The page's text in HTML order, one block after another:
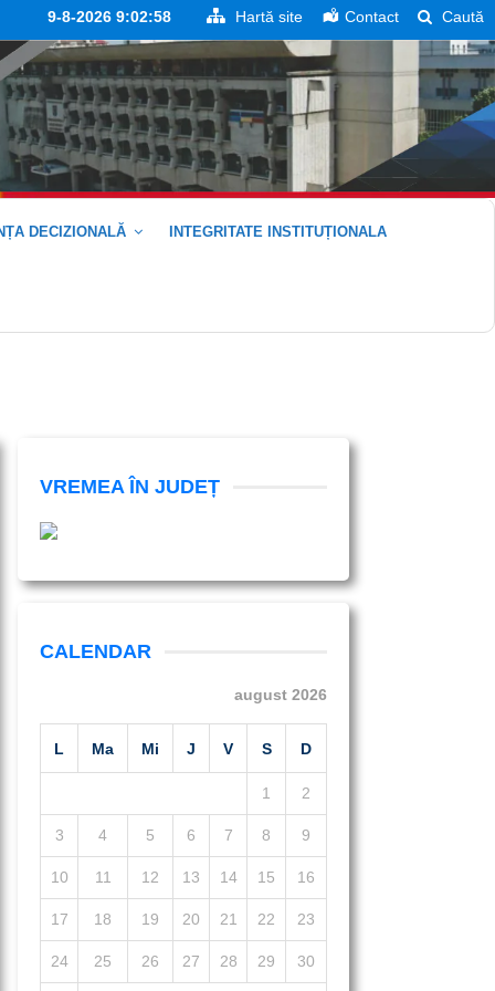
9-8-2026 9:02:59 Hartă site Contact Caută
DECIZIONALĂ INTEGRITATE INSTITUȚIONALA
VREMEA ÎN JUDEȚ
CALENDAR
august 2026
L Ma Mi J V S D
1 2
3 4 5 6 7 8 9
10 11 12 13 14 15 16
17 18 19 20 21 22 23
24 25 26 27 28 29 30